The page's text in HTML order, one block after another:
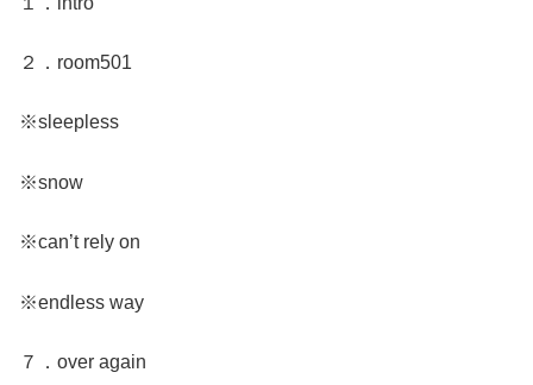
２．room501
※sleepless
※snow
※can’t rely on
※endless way
７．over again